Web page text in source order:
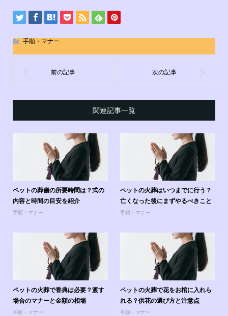
手順・マナー
関連記事一覧
ペットの葬儀の所要時間は？式の
内容と時間の目安を紹介
手順・マナー
ペットの火葬はいつまでに行う？
亡くなった後にまずやるべきこと
手順・マナー
ペットの火葬で香典は必要？渡す
場合のマナーと金額の相場
手順・マナー
ペットの火葬で花をお棺に入れら
れる？供花の選び方と注意点
手順・マナー